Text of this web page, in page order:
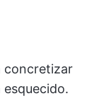
concretizar
esquecido.